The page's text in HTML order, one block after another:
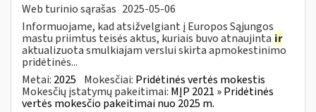
Web turinio sąrašas 2025-05-06
Informuojame, kad atsižvelgiant į Europos Sąjungos
mastu priimtus teisės aktus, kuriais buvo atnaujinta ir
aktualizuota smulkiajam verslui skirta apmokestinimo
pridėtinės...
Metai: 2025 Mokesčiai: Pridėtinės vertės mokestis
Mokesčių įstatymų pakeitimai: MĮP 2021 » Pridėtinės
vertės mokesčio pakeitimai nuo 2025 m.